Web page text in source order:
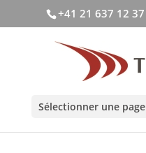
+41 21 637 12 37
Sélectionner une page